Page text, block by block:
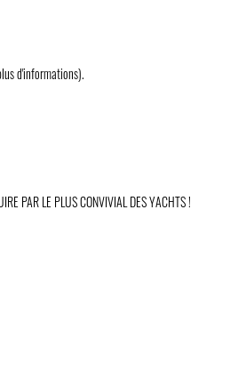
d'informations).
PAR LE PLUS CONVIVIAL DES YACHTS !